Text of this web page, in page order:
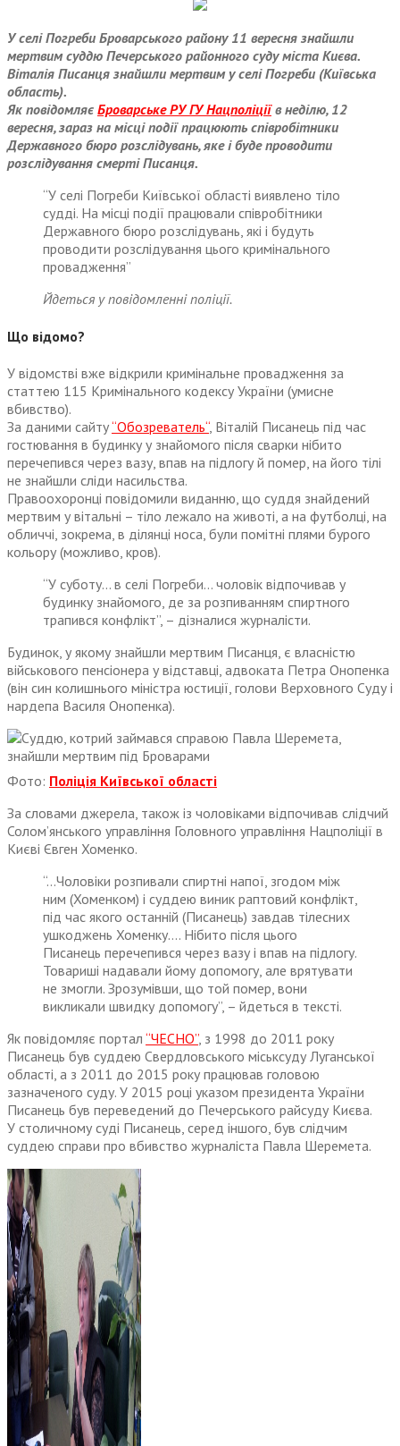
У селі Погреби Броварського району 11 вересня знайшли
мертвим суддю Печерського районного суду міста Києва.
Віталія Писанця знайшли мертвим у селі Погреби (Київська
область).
Як повідомляє Броварське РУ ГУ Нацполіціїв неділю, 12
вересня, зараз на місці події працюють співробітники
Державного бюро розслідувань, яке і буде проводити
розслідування смерті Писанця.
“У селі Погреби Київської області виявлено тіло
судді. На місці події працювали співробітники
Державного бюро розслідувань, які і будуть
проводити розслідування цього кримінального
провадження”
Йдеться у повідомленні поліції.
Що відомо?
У відомстві вже відкрили кримінальне провадження за
статтею 115 Кримінального кодексу України (умисне
вбивство).
За даними сайту“Обозреватель“, Віталій Писанець під час
гостювання в будинку у знайомого після сварки нібито
перечепився через вазу, впав на підлогу й помер, на його тілі
не знайшли сліди насильства.
Правоохоронці повідомили виданню, що суддя знайдений
мертвим у вітальні – тіло лежало на животі, а на футболці, на
обличчі, зокрема, в ділянці носа, були помітні плями бурого
кольору (можливо, кров).
“У суботу… в селі Погреби… чоловік відпочивав у
будинку знайомого, де за розпиванням спиртного
трапився конфлікт”, – дізналися журналісти.
Будинок, у якому знайшли мертвим Писанця, є власністю
військового пенсіонера у відставці, адвоката Петра Онопенка
(він син колишнього міністра юстиції, голови Верховного Суду і
нардепа Василя Онопенка).
Фото: Поліція Київської області
За словами джерела, також із чоловіками відпочивав слідчий
Солом’янського управління Головного управління Нацполіції в
Києві Євген Хоменко.
“…Чоловіки розпивали спиртні напої, згодом між
ним (Хоменком) і суддею виник раптовий конфлікт,
під час якого останній (Писанець) завдав тілесних
ушкоджень Хоменку…. Нібито після цього
Писанець перечепився через вазу і впав на підлогу.
Товариші надавали йому допомогу, але врятувати
не змогли. Зрозумівши, що той помер, вони
викликали швидку допомогу”, – йдеться в тексті.
Як повідомляє портал “ЧЕСНО”, з 1998 до 2011 року
Писанець був суддею Свердловського міськсуду Луганської
області, а з 2011 до 2015 року працював головою
зазначеного суду. У 2015 році указом президента України
Писанець був переведений до Печерського райсуду Києва.
У столичному суді Писанець, серед іншого, був слідчим
суддею справи про вбивство журналіста Павла Шеремета.